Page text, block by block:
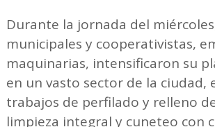
Durante la jornada del
municipales y cooperativistas,
maquinarias, intensificaron su
en un vasto sector de la ciudad,
trabajos de perfilado y relleno
limpieza integral y cuneteo con